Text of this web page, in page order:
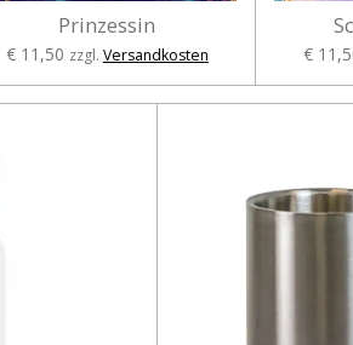
Prinzessin
€ 11,50 zzgl. Versandkosten €